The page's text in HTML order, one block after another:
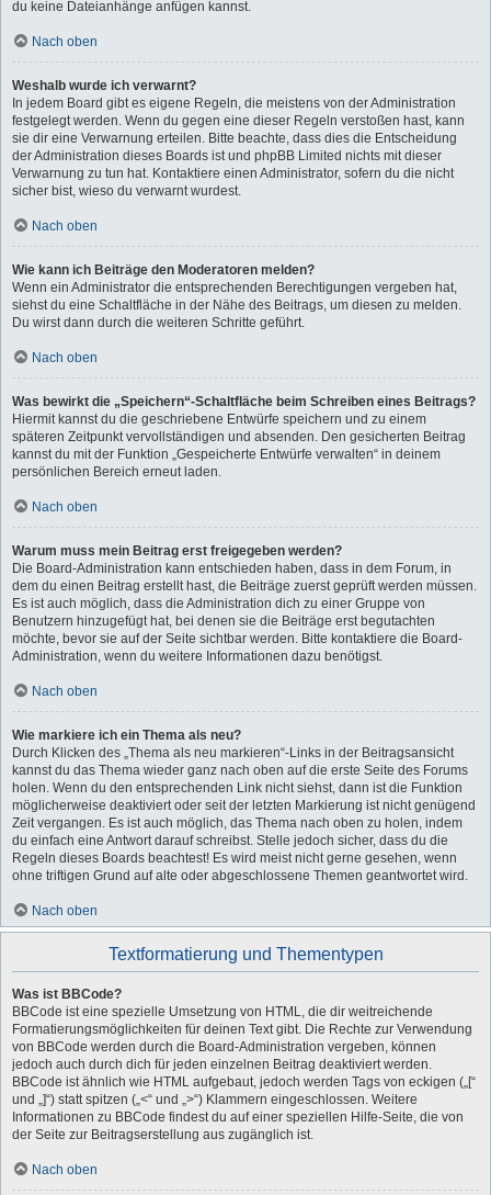
du keine Dateianhänge anfügen kannst.
Nach oben
Weshalb wurde ich verwarnt?
In jedem Board gibt es eigene Regeln, die meistens von der Administration
festgelegt werden. Wenn du gegen eine dieser Regeln verstoßen hast, kann
sie dir eine Verwarnung erteilen. Bitte beachte, dass dies die Entscheidung
der Administration dieses Boards ist und phpBB Limited nichts mit dieser
Verwarnung zu tun hat. Kontaktiere einen Administrator, sofern du die nicht
sicher bist, wieso du verwarnt wurdest.
Nach oben
Wie kann ich Beiträge den Moderatoren melden?
Wenn ein Administrator die entsprechenden Berechtigungen vergeben hat,
siehst du eine Schaltfläche in der Nähe des Beitrags, um diesen zu melden.
Du wirst dann durch die weiteren Schritte geführt.
Nach oben
Was bewirkt die „Speichern“-Schaltfläche beim Schreiben eines Beitrags?
Hiermit kannst du die geschriebene Entwürfe speichern und zu einem
späteren Zeitpunkt vervollständigen und absenden. Den gesicherten Beitrag
kannst du mit der Funktion „Gespeicherte Entwürfe verwalten“ in deinem
persönlichen Bereich erneut laden.
Nach oben
Warum muss mein Beitrag erst freigegeben werden?
Die Board-Administration kann entschieden haben, dass in dem Forum, in
dem du einen Beitrag erstellt hast, die Beiträge zuerst geprüft werden müssen.
Es ist auch möglich, dass die Administration dich zu einer Gruppe von
Benutzern hinzugefügt hat, bei denen sie die Beiträge erst begutachten
möchte, bevor sie auf der Seite sichtbar werden. Bitte kontaktiere die Board-
Administration, wenn du weitere Informationen dazu benötigst.
Nach oben
Wie markiere ich ein Thema als neu?
Durch Klicken des „Thema als neu markieren“-Links in der Beitragsansicht
kannst du das Thema wieder ganz nach oben auf die erste Seite des Forums
holen. Wenn du den entsprechenden Link nicht siehst, dann ist die Funktion
möglicherweise deaktiviert oder seit der letzten Markierung ist nicht genügend
Zeit vergangen. Es ist auch möglich, das Thema nach oben zu holen, indem
du einfach eine Antwort darauf schreibst. Stelle jedoch sicher, dass du die
Regeln dieses Boards beachtest! Es wird meist nicht gerne gesehen, wenn
ohne triftigen Grund auf alte oder abgeschlossene Themen geantwortet wird.
Nach oben
Textformatierung und Thementypen
Was ist BBCode?
BBCode ist eine spezielle Umsetzung von HTML, die dir weitreichende
Formatierungsmöglichkeiten für deinen Text gibt. Die Rechte zur Verwendung
von BBCode werden durch die Board-Administration vergeben, können
jedoch auch durch dich für jeden einzelnen Beitrag deaktiviert werden.
BBCode ist ähnlich wie HTML aufgebaut, jedoch werden Tags von eckigen („[“
und „]“) statt spitzen („<“ und „>“) Klammern eingeschlossen. Weitere
Informationen zu BBCode findest du auf einer speziellen Hilfe-Seite, die von
der Seite zur Beitragserstellung aus zugänglich ist.
Nach oben